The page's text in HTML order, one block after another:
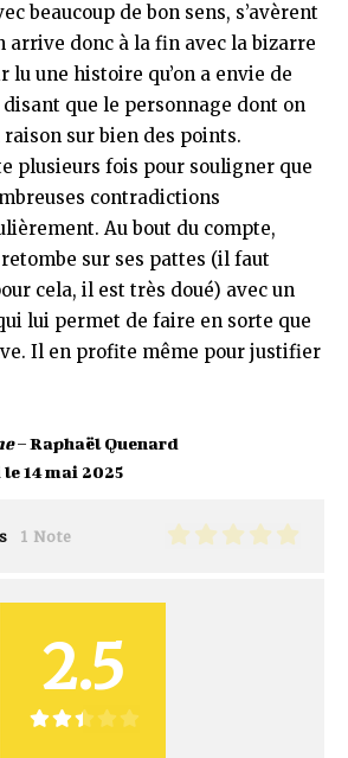
beaucoup de bon sens, s’avèrent
arrive donc à la fin avec la bizarre
lu une histoire qu’on a envie de
que le personnage dont on
raison sur bien des points.
plusieurs fois pour souligner que
contradictions
Au bout du compte,
sur ses pattes (il faut
cela, il est très doué) avec un
lui permet de faire en sorte que
Il en profite même pour justifier
– Raphaël Quenard
14 mai 2025
1 Note
2.5